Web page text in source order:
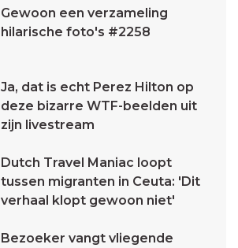
Gewoon een verzameling
hilarische foto's #2258
Ja, dat is echt Perez Hilton op
deze bizarre WTF-beelden uit
zijn livestream
Dutch Travel Maniac loopt
tussen migranten in Ceuta: 'Dit
verhaal klopt gewoon niet'
Bezoeker vangt vliegende